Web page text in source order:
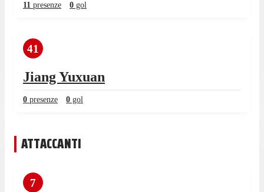
11 presenze 0 gol
41
Jiang Yuxuan
0 presenze 0 gol
ATTACCANTI
7